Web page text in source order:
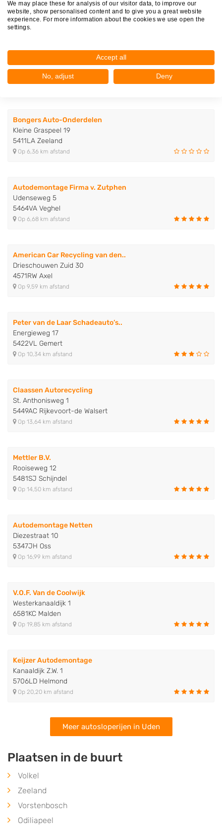
5408RT Volkel
Op 1,23 km afstand
Van Deijne Volvo onderdelen
Kruisweg 1
5406PB Uden
Op 3,18 km afstand
Bongers Auto-Onderdelen
Kleine Graspeel 19
5411LA Zeeland
Op 6,36 km afstand
Autodemontage Firma v. Zutphen
Udenseweg 5
5464VA Veghel
Op 6,68 km afstand
American Car Recycling van den..
Drieschouwen Zuid 30
4571RW Axel
Op 9,59 km afstand
Peter van de Laar Schadeauto’s..
Energieweg 17
5422VL Gemert
Op 10,34 km afstand
Claassen Autorecycling
St. Anthonisweg 1
5449AC Rijkevoort-de Walsert
Op 13,64 km afstand
Mettler B.V.
Rooiseweg 12
5481SJ Schijndel
Op 14,50 km afstand
Autodemontage Netten
Diezestraat 10
5347JH Oss
Op 16,99 km afstand
V.O.F. Van de Coolwijk
Westerkanaaldijk 1
6581KC Malden
Op 19,85 km afstand
Keijzer Autodemontage
Kanaaldijk Z.W. 1
5706LD Helmond
Op 20,20 km afstand
Meer autosloperijen in Uden
Plaatsen in de buurt
Volkel
Zeeland
Vorstenbosch
Odiliapeel
We may place these for analysis of our visitor data, to improve our
website, show personalised content and to give you a great website
experience. For more information about the cookies we use open the
settings.
Accept all
No, adjust Deny